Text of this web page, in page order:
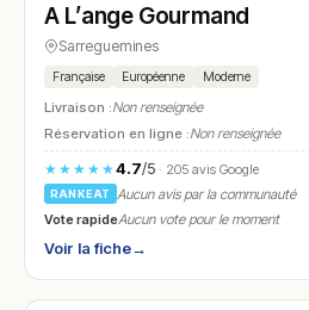
N° 10
A L’ange Gourmand
Sarreguemines
Française Européenne Moderne
Livraison :Non renseignée
Réservation en ligne :Non renseignée
★★★★★4.7/5· 205 avis Google
RANKEAT
Aucun avis par la communauté
Vote rapideAucun vote pour le moment
Voir la fiche→